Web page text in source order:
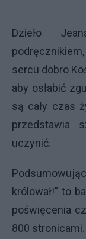
Dzieło
sercu dobro
aby osłabić
są cały czas
przedstawia
uczynić.
królował!” to
poświęcenia
800 stronicami.